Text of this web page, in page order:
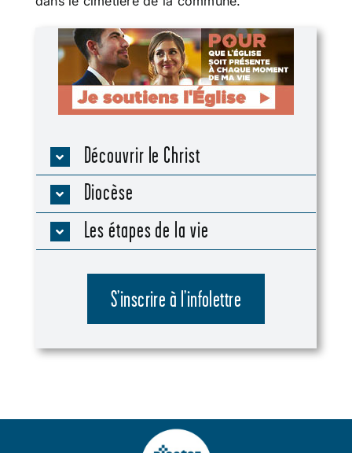
Découvrir le Christ
Diocèse
Les étapes de la vie
S’inscrire à l’infolettre